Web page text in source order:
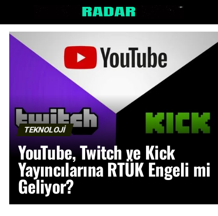
TEKNOLOJİ
YouTube, Twitch ve Kick
Yayıncılarına RTÜK Engeli mi
Geliyor?